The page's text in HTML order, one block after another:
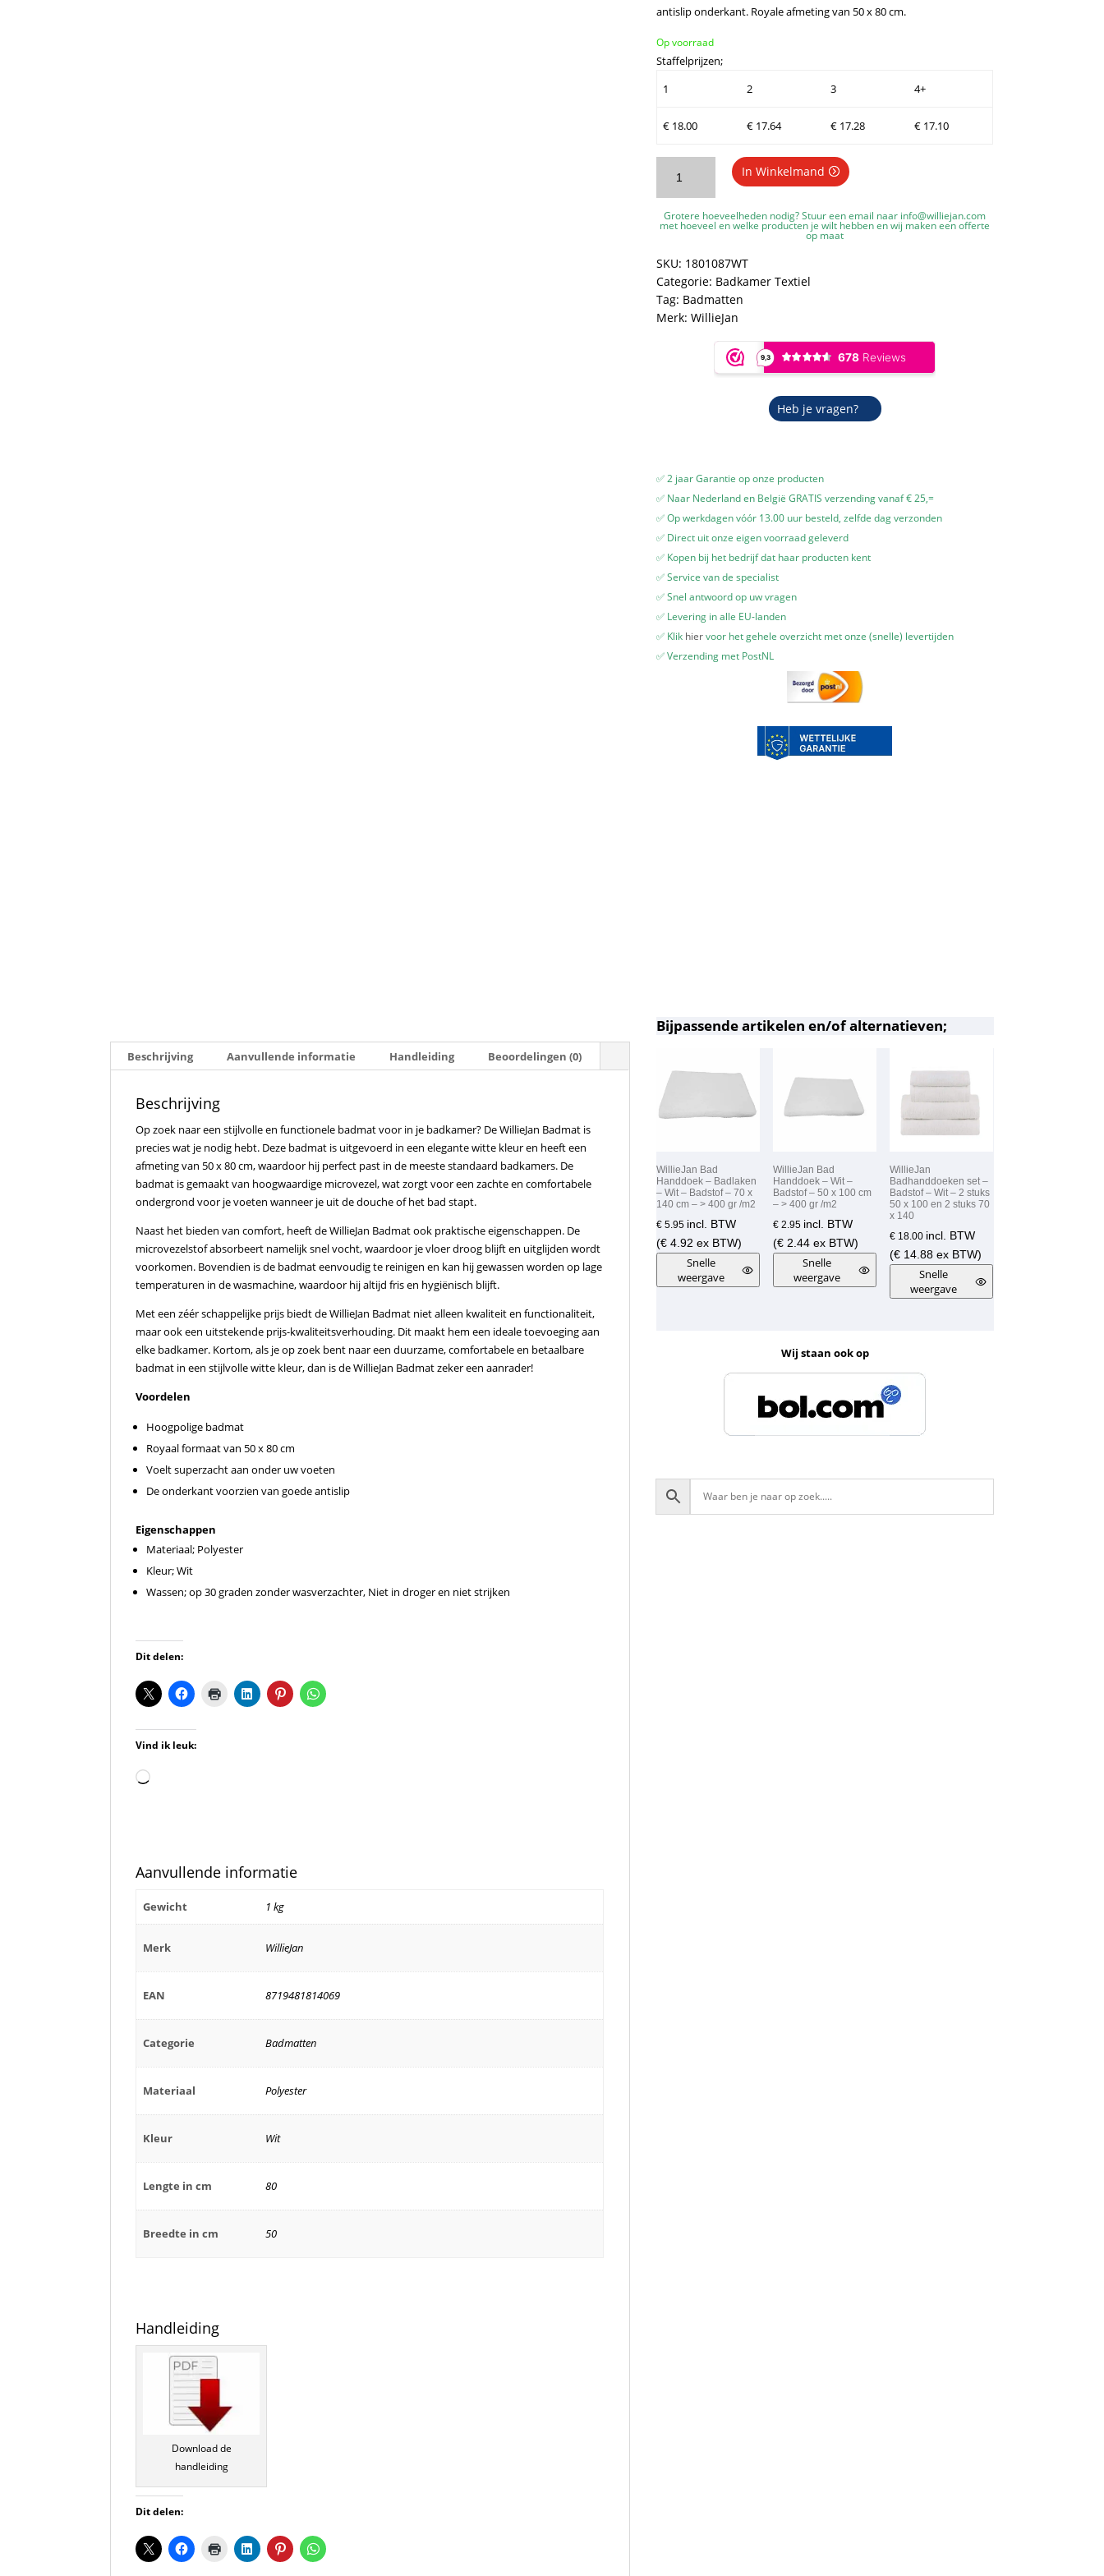
antislip onderkant. Royale afmeting van 50 x 80 cm.
Op voorraad
Staffelprijzen;
1
2 3 4+
€ 18.00 € 17.64 € 17.28 € 17.10
Badmat
|
Wit
cm
In Winkelmand
Grotere hoeveelheden nodig? Stuur een email naar info@williejan.com
met hoeveel en welke producten je wilt hebben en wij maken een offerte
op maat
SKU: 1801087WT
Categorie: Badkamer Textiel
Tag: Badmatten
Merk: WillieJan
Heb je vragen?
✅ 2 jaar Garantie op onze producten
✅ Naar Nederland en België GRATIS verzending vanaf € 25,=
✅ Op werkdagen vóór 13.00 uur besteld, zelfde dag verzonden
✅ Direct uit onze eigen voorraad geleverd
✅ Kopen bij het bedrijf dat haar producten kent
✅ Service van de specialist
✅ Snel antwoord op uw vragen
✅ Levering in alle EU-landen
✅ Klik hiervoor het gehele overzicht met onze (snelle) levertijden
✅ Verzending met PostNL
Beschrijving Aanvullende informatie Handleiding Beoordelingen (0)
Beschrijving
Op zoek naar een stijlvolle en functionele badmat voor in je badkamer? De WillieJan Badmat is
precies wat je nodig hebt. Deze badmat is uitgevoerd in een elegante witte kleur en heeft een
afmeting van 50 x 80 cm, waardoor hij perfect past in de meeste standaard badkamers. De
badmat is gemaakt van hoogwaardige microvezel, wat zorgt voor een zachte en comfortabele
ondergrond voor je voeten wanneer je uit de douche of het bad stapt.
Naast het bieden van comfort, heeft de WillieJan Badmat ook praktische eigenschappen. De
microvezelstof absorbeert namelijk snel vocht, waardoor je vloer droog blijft en uitglijden wordt
voorkomen. Bovendien is de badmat eenvoudig te reinigen en kan hij gewassen worden op lage
temperaturen in de wasmachine, waardoor hij altijd fris en hygiënisch blijft.
Met een zéér schappelijke prijs biedt de WillieJan Badmat niet alleen kwaliteit en functionaliteit,
maar ook een uitstekende prijs-kwaliteitsverhouding. Dit maakt hem een ideale toevoeging aan
elke badkamer. Kortom, als je op zoek bent naar een duurzame, comfortabele en betaalbare
badmat in een stijlvolle witte kleur, dan is de WillieJan Badmat zeker een aanrader!
Voordelen
Hoogpolige badmat
Royaal formaat van 50 x 80 cm
Voelt superzacht aan onder uw voeten
De onderkant voorzien van goede antislip
Eigenschappen
Materiaal; Polyester
Kleur; Wit
Wassen; op 30 graden zonder wasverzachter, Niet in droger en niet strijken
Dit delen:
Vind ik leuk:
Aan
Aanvullende informatie
Gewicht 1 kg
Merk WillieJan
EAN 8719481814069
Categorie Badmatten
Materiaal Polyester
Kleur Wit
Lengte in cm 80
Breedte in cm 50
Handleiding
Download de
handleiding
Dit delen:
Bijpassende artikelen en/of alternatieven;
WillieJan Bad
Handdoek – Badlaken
– Wit – Badstof – 70 x
140 cm – > 400 gr /m2
€5.95 incl. BTW
(€4.92 ex BTW)
Snelle
weergave
WillieJan Bad
Handdoek – Wit –
Badstof – 50 x 100 cm
– > 400 gr /m2
€2.95 incl. BTW
(€2.44ex BTW)
Snelle
weergave
WillieJan
Badhanddoeken set –
Badstof – Wit – 2 stuks
50 x 100 en 2 stuks 70
x 140
€18.00 incl. BTW
(€14.88ex BTW)
Snelle
weergave
Wij staan ook op